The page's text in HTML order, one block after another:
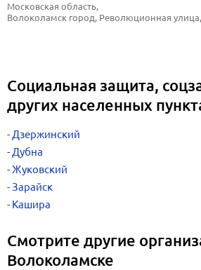
Московская область,
Волоколамск город, Революционная
Социальная защита,
других населенных
Дзержинский
Дубна
Жуковский
Зарайск
Кашира
Смотрите другие
Волоколамске